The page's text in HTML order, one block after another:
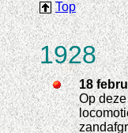
Top
1928
18
Op